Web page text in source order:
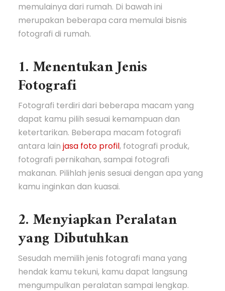
memulainya dari rumah. Di bawah ini
merupakan beberapa cara memulai bisnis
fotografi di rumah.
1. Menentukan Jenis
Fotografi
Fotografi terdiri dari beberapa macam yang
dapat kamu pilih sesuai kemampuan dan
ketertarikan. Beberapa macam fotografi
antara lainjasa foto profil, fotografi produk,
fotografi pernikahan, sampai fotografi
makanan. Pilihlah jenis sesuai dengan apa yang
kamu inginkan dan kuasai.
2. Menyiapkan Peralatan
yang Dibutuhkan
Sesudah memilih jenis fotografi mana yang
hendak kamu tekuni, kamu dapat langsung
mengumpulkan peralatan sampai lengkap.